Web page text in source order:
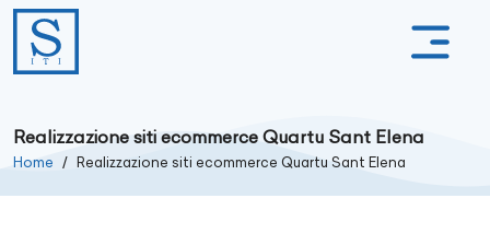
Realizzazione siti ecommerce Quartu Sant Elena
Home Realizzazione siti ecommerce Quartu Sant Elena